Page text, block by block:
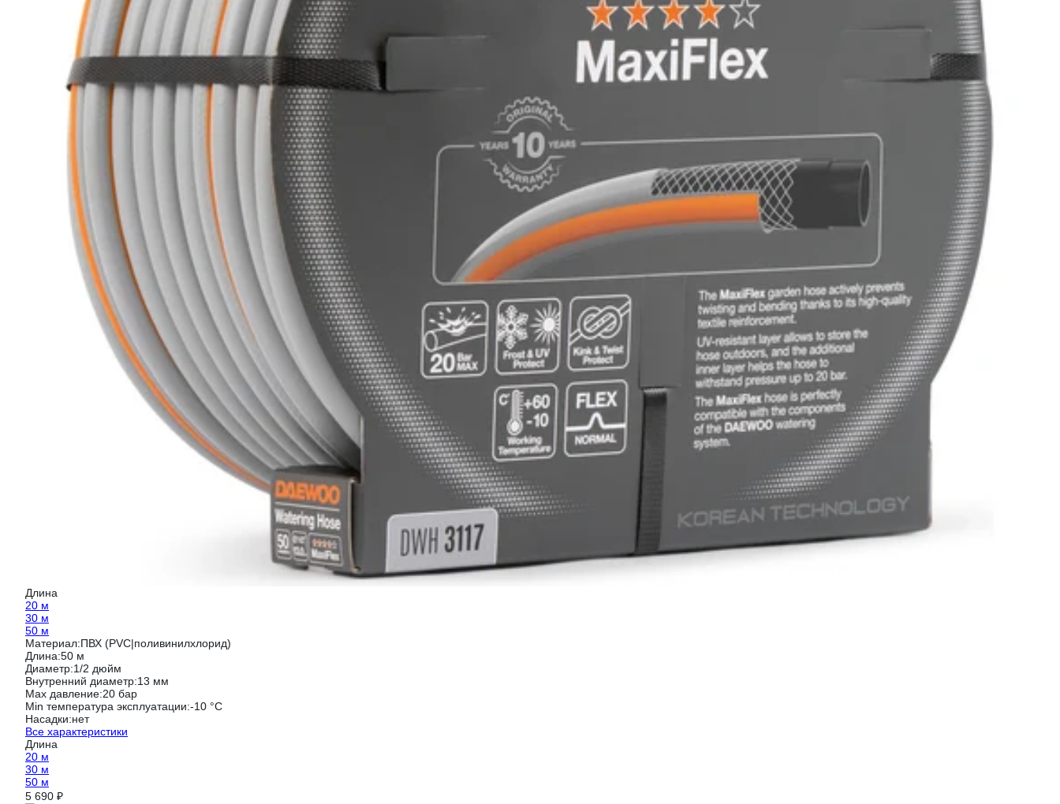
Длина
20 м
30 м
50 м
Материал:ПВХ (PVC|поливинилхлорид)
Длина:50 м
Диаметр:1/2 дюйм
Внутренний диаметр:13 мм
Max давление:20 бар
Min температура эксплуатации:-10 °С
Насадки:нет
Все характеристики
Длина
20 м
30 м
50 м
5 690 ₽